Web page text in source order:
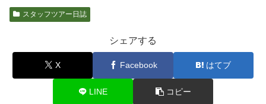
スタッフツアー日誌
シェアする
X Facebook はてブ
LINE コピー